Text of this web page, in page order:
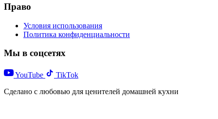
Право
Условия использования
Политика конфиденциальности
Мы в соцсетях
YouTube
TikTok
Сделано с любовью для ценителей домашней кухни